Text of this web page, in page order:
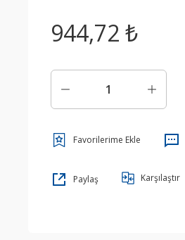
944,72 ₺
Paylaş Karşılaştır